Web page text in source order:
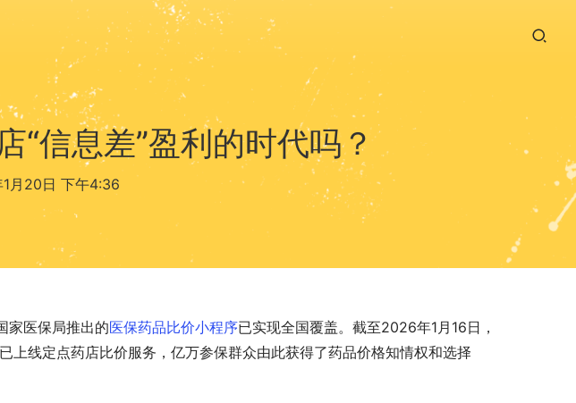
“信息差”盈利的时代吗？
月20日 下午4:36
家医保局推出的医保药品比价小程序已实现全国覆盖。截至2026年1月16日，
上线定点药店比价服务，亿万参保群众由此获得了药品价格知情权和选择